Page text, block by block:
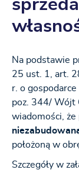
Na podstawie
25 ust. 1, art.
r. o
poz. 344/ Wójt
wiadomości, że
położoną w
Szczegóły w